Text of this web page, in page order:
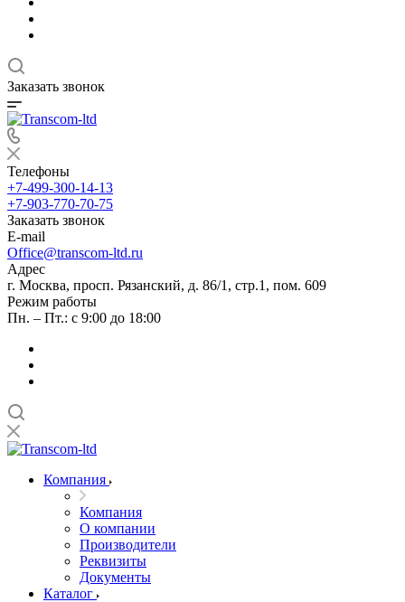
Заказать звонок
Телефоны
+7-499-300-14-13
+7-903-770-70-75
Заказать звонок
E-mail
Office@transcom-ltd.ru
Адрес
г. Москва, просп. Рязанский, д. 86/1, стр.1, пом. 609
Режим работы
Пн. – Пт.: с 9:00 до 18:00
Компания
Компания
О компании
Производители
Реквизиты
Документы
Каталог